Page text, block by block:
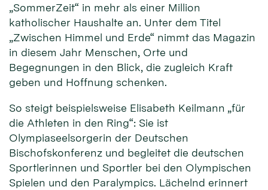
„SommerZeit“ in mehr als einer Million
katholischer Haushalte an. Unter dem Titel
„Zwischen Himmel und Erde“ nimmt das Magazin
in diesem Jahr Menschen, Orte und
Begegnungen in den Blick, die zugleich Kraft
geben und Hoffnung schenken.
So steigt beispielsweise Elisabeth Keilmann „für
die Athleten in den Ring“: Sie ist
Olympiaseelsorgerin der Deutschen
Bischofskonferenz und begleitet die deutschen
Sportlerinnen und Sportler bei den Olympischen
Spielen und den Paralympics. Lächelnd erinnert